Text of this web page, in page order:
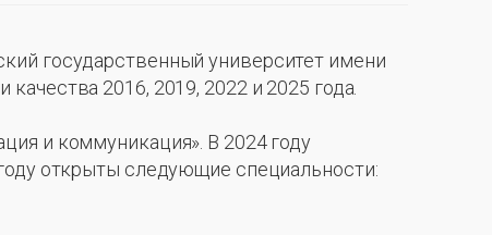
государственный университет имени
2016, 2019, 2022 и 2025 года.
и коммуникация». В 2024 году
открыты следующие специальности: